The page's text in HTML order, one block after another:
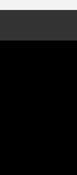
à nord-ouest, dans un
monts, en allusion